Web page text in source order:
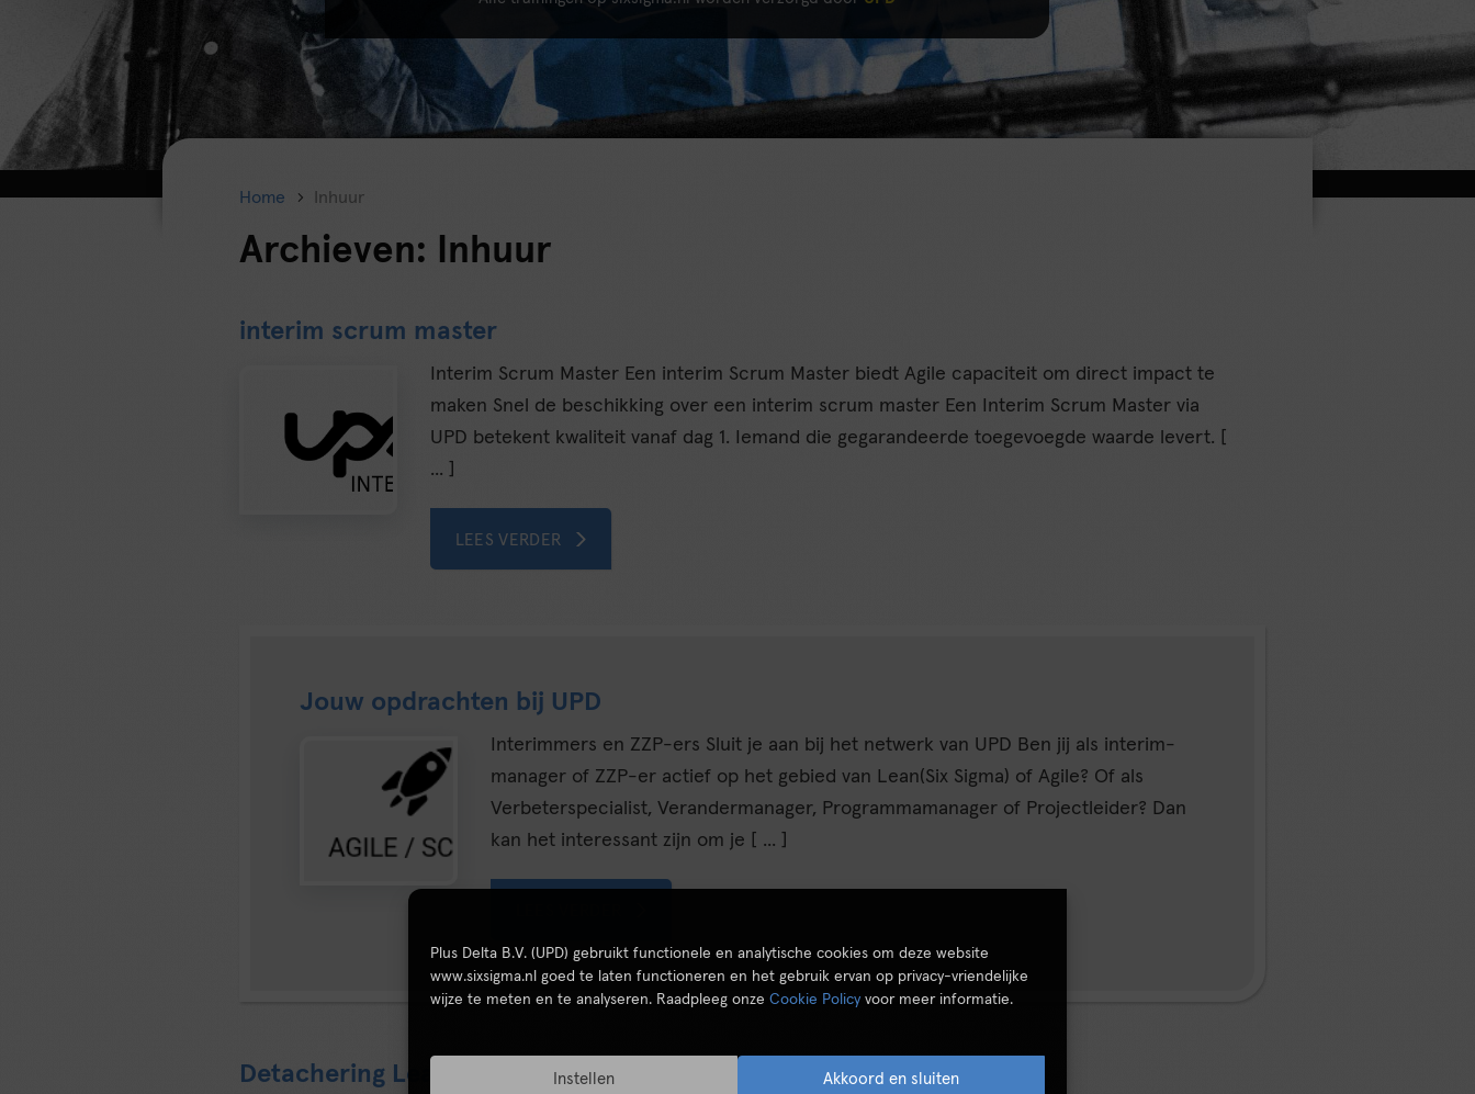
Plus Delta B.V. (UPD) gebruikt functionele en analytische cookies om deze website
www.sixsigma.nl goed te laten functioneren en het gebruik ervan op privacy-vriendelijke
wijze te meten en te analyseren. Raadpleeg onze Cookie Policy voor meer informatie.
Akkoord en sluiten
Instellen
Home Inhuur
Archieven: Inhuur
interim scrum master
Interim Scrum Master Een interim Scrum Master biedt Agile capaciteit om direct impact te
maken Snel de beschikking over een interim scrum master Een Interim Scrum Master via
UPD betekent kwaliteit vanaf dag 1. Iemand die gegarandeerde toegevoegde waarde levert. [
... ]
LEES VERDER
Jouw opdrachten bij UPD
Interimmers en ZZP-ers Sluit je aan bij het netwerk van UPD Ben jij als interim-
manager of ZZP-er actief op het gebied van Lean(Six Sigma) of Agile? Of als
Verbeterspecialist, Verandermanager, Programmamanager of Projectleider? Dan
kan het interessant zijn om je [ ... ]
Detachering Lean en Agile